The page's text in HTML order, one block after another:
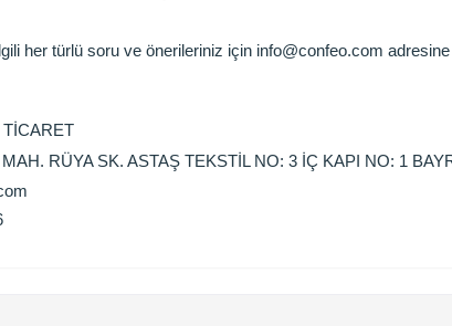
her türlü soru ve önerileriniz için info@confeo.com
RÜYA SK. ASTAŞ TEKSTİL NO: 3 İÇ KAPI NO: 1